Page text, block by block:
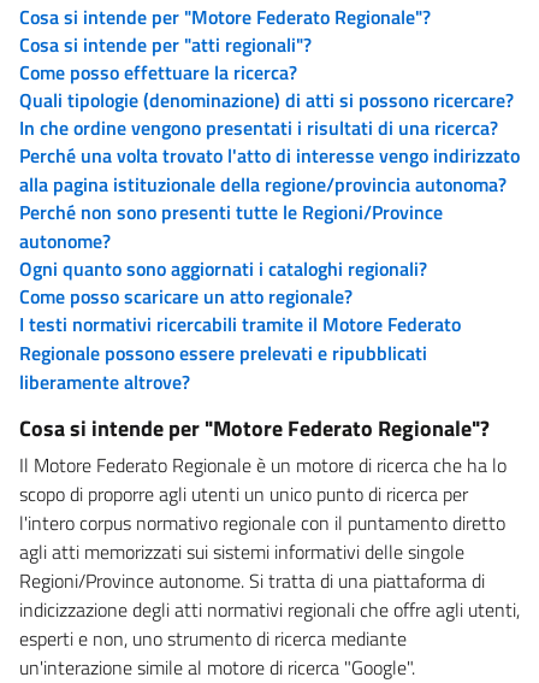
Cosa si intende per "Motore Federato Regionale"?
Cosa si intende per "atti regionali"?
Come posso effettuare la ricerca?
Quali tipologie (denominazione) di atti si possono ricercare?
In che ordine vengono presentati i risultati di una ricerca?
Perché una volta trovato l'atto di interesse vengo indirizzato
alla pagina istituzionale della regione/provincia autonoma?
Perché non sono presenti tutte le Regioni/Province
autonome?
Ogni quanto sono aggiornati i cataloghi regionali?
Come posso scaricare un atto regionale?
I testi normativi ricercabili tramite il Motore Federato
Regionale possono essere prelevati e ripubblicati
liberamente altrove?
Cosa si intende per "Motore Federato Regionale"?
Il Motore Federato Regionale è un motore di ricerca che ha lo
scopo di proporre agli utenti un unico punto di ricerca per
l'intero corpus normativo regionale con il puntamento diretto
agli atti memorizzati sui sistemi informativi delle singole
Regioni/Province autonome. Si tratta di una piattaforma di
indicizzazione degli atti normativi regionali che offre agli utenti,
esperti e non, uno strumento di ricerca mediante
un'interazione simile al motore di ricerca "Google".